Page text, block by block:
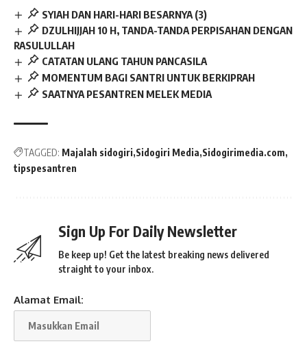
SYIAH DAN HARI-HARI BESARNYA (3)
DZULHIJJAH 10 H, TANDA-TANDA PERPISAHAN DENGAN
RASULULLAH
CATATAN ULANG TAHUN PANCASILA
MOMENTUM BAGI SANTRI UNTUK BERKIPRAH
SAATNYA PESANTREN MELEK MEDIA
TAGGED: Majalah sidogiri Sidogiri Media Sidogirimedia.com
tipspesantren
Sign Up For Daily Newsletter
Be keep up! Get the latest breaking news delivered
straight to your inbox.
Alamat Email: